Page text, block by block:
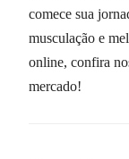
comece sua
musculação e
online, confira
mercado!